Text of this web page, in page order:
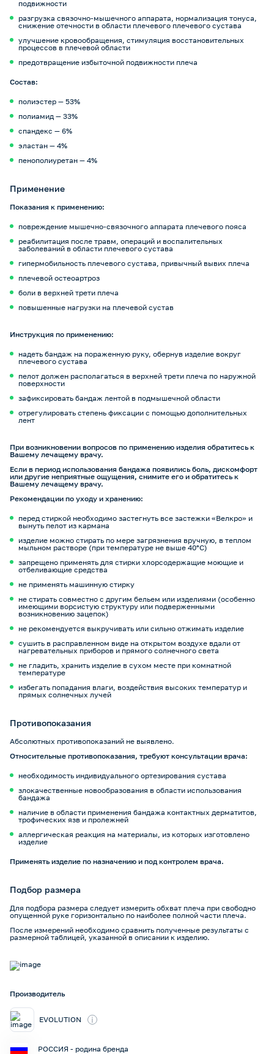
подвижности
разгрузка связочно-мышечного аппарата, нормализация тонуса,
снижение отечности в области плечевого плечевого сустава
улучшение кровообращения, стимуляция восстановительных
процессов в плечевой области
предотвращение избыточной подвижности плеча
Состав:
полиэстер — 53%
полиамид — 33%
спандекс — 6%
эластан — 4%
пенополиуретан — 4%
Применение
Показания к применению:
повреждение мышечно-связочного аппарата плечевого пояса
реабилитация после травм, операций и воспалительных
заболеваний в области плечевого сустава
гипермобильность плечевого сустава, привычный вывих плеча
плечевой остеоартроз
боли в верхней трети плеча
повышенные нагрузки на плечевой сустав
Инструкция по применению:
надеть бандаж на пораженную руку, обернув изделие вокруг
плечевого сустава
пелот должен располагаться в верхней трети плеча по наружной
поверхности
зафиксировать бандаж лентой в подмышечной области
отрегулировать степень фиксации с помощью дополнительных
лент
При возникновении вопросов по применению изделия обратитесь к
Вашему лечащему врачу.
Если в период использования бандажа появились боль, дискомфорт
или другие неприятные ощущения, снимите его и обратитесь к
Вашему лечащему врачу.
Рекомендации по уходу и хранению:
перед стиркой необходимо застегнуть все застежки «Велкро» и
вынуть пелот из кармана
изделие можно стирать по мере загрязнения вручную, в теплом
мыльном растворе (при температуре не выше 40°С)
запрещено применять для стирки хлорсодержащие моющие и
отбеливающие средства
не применять машинную стирку
не стирать совместно с другим бельем или изделиями (особенно
имеющими ворсистую структуру или подверженными
возникновению зацепок)
не рекомендуется выкручивать или сильно отжимать изделие
сушить в расправленном виде на открытом воздухе вдали от
нагревательных приборов и прямого солнечного света
не гладить, хранить изделие в сухом месте при комнатной
температуре
избегать попадания влаги, воздействия высоких температур и
прямых солнечных лучей
Противопоказания
Абсолютных противопоказаний не выявлено.
Относительные противопоказания, требуют консультации врача:
необходимость индивидуального ортезирования сустава
злокачественные новообразования в области использования
бандажа
наличие в области применения бандажа контактных дерматитов,
трофических язв и пролежней
аллергическая реакция на материалы, из которых изготовлено
изделие
Применять изделие по назначению и под контролем врача.
Подбор размера
Для подбора размера следует измерить обхват плеча при свободно
опущенной руке горизонтально по наиболее полной части плеча.
После измерений необходимо сравнить полученные результаты с
размерной таблицей, указанной в описании к изделию.
Производитель
EVOLUTION i
РОССИЯ - родина бренда